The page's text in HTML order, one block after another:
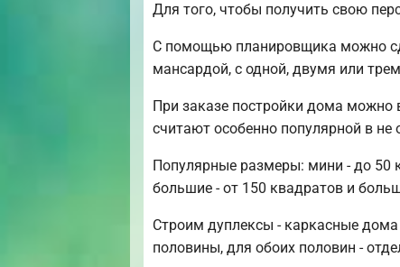
Для того, чтобы получить свою
С помощью планировщика можно
мансардой, с одной, двумя или
При заказе постройки дома можно
считают особенно популярной в не
Популярные размеры: мини - до 50
большие - от 150 квадратов и
Строим дуплексы - каркасные
половины, для обоих половин -